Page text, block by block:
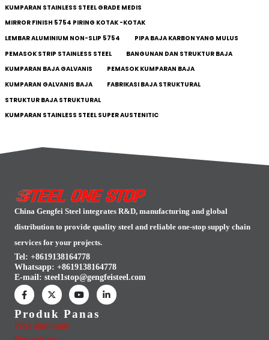
KUMPARAN STAINLESS STEEL GRADE MEDIS
MIRROR FINISH 5754 PIRING KOTAK -KOTAK
LEMBAR ALUMINIUM NON-SLIP 5754
PIPA BAJA KARBON YANG MULUS
PEMASOK STRIP STAINLESS STEEL
BANGUNAN DAN STRUKTUR BAJA
KUMPARAN BAJA GALVANIS
PEMASOK KUMPARAN BAJA
KUMPARAN GALVANIS BAJA
FABRIKASI BAJA STRUKTURAL
STRUKTUR BAJA STRUKTURAL
KUMPARAN STAINLESS STEEL SUPER AUSTENITIC
China Gengfei Steel integrates R&D, manufacturing and global
distribution to provide quality steel and reliable one-stop supply chain
services for your projects.
Tel: +8619138164778
Whatsapp: +8619138164778
E-mail: steel1stop@gengfeisteel.com
Produk Panas
Pelat aluminium